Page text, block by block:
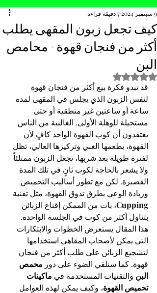
كيف تجعل زبون المقهى يطلب
أكثر من فنجان قهوة - محامص
البن
9 سبتمبر 2024 7 دقيقة قراءة
تم التقييم بـ ليس رقمًا من أصل 5 نجوم.
قد تبدو فكرة بيع أكثر من فنجان قهوة
لنفس الزبون الذي يجلس في المقهى لمدة
ساعة أو ساعتين غير منطقية أو حتى
مستحيلة للوهلة الأولى. الغالبية من الناس
يعتقدون أن كوب القهوة الواحد كافٍ لأن
القهوة، بطعمها الغني وتركيزها العالي، تظل
لفترة طويلة بعد شربها، تجعل الزبون ممتلئاً
ولا يشعر بالحاجة لكوب ثانٍ في تلك المدة
القصيرة. لكن مع تطور أساليب التحميص
وزيادة الوعي بطرق تذوق القهوة، مثل تقنية
Cupping، بات من الممكن إقناع الزبائن
بتناول أكثر من كوب في الجلسة الواحدة.
هذا المقال يستعرض الخطوات والابتكارات
التي يمكن لأصحاب المقاهي استخدامها
لتشجيع الزبائن على طلب أكثر من فنجان
قهوة. كما سنلقي الضوء على دور محمص
البن والتقنيات المستخدمة في ماكينات
تحميص القهوة، وكيف يمكن لهذه العوامل